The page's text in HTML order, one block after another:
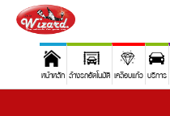
หน้าหลัก ล้างรถอัตโนมัติ เคลือบแก้ว บริการ